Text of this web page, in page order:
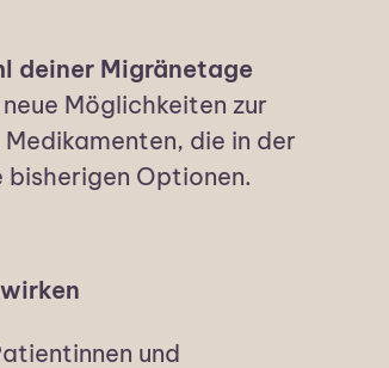
deiner Migränetage
Möglichkeiten zur
die in der
bisherigen Optionen.
und